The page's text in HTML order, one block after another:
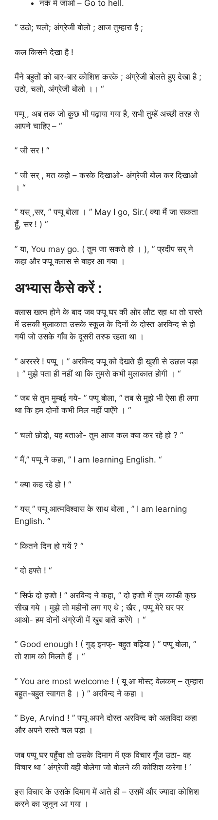
नर्क में जाओ – Go to hell.
” उठो; चलो; अंग्रेजी बोलो ; आज तुम्हारा है ;
कल किसने देखा है !
मैंने बहुतों को बार-बार कोशिश करके ; अंग्रेजी बोलते हुए देखा है ;
उठो, चलो, अंग्रेजी बोलो ।। “
पप्पू , अब तक जो कुछ भी पढ़ाया गया है, सभी तुम्हें अच्छी तरह से
आपने चाहिए – “
” जी सर ! “
” जी सर् , मत कहो – करके दिखाओ- अंग्रेजी बोल कर दिखाओ
। “
” यस् ,सर, ” पप्पू बोला । ” May I go, Sir.( क्या मैं जा सकता
हूँ, सर ! ) “
” या, You may go. ( तुम जा सकते हो । ), ” प्रदीप सर् ने
कहा और पप्पू क्लास से बाहर आ गया ।
अभ्यास कैसे करें :
क्लास खत्म होने के बाद जब पप्पू घर की ओर लौट रहा था तो रास्ते
में उसकी मुलाकात उसके स्कूल के दिनों के दोस्त अरविन्द से हो
गयी जो उसके गाँव के दूसरी तरफ रहता था ।
” अररररे ! पप्पू । ” अरविन्द पप्पू को देखते ही खुशी से उछल पड़ा
। ” मुझे पता ही नहीं था कि तुमसे कभी मुलाकात होगी । “
” जब से तुम मुम्बई गये- ” पप्पू बोला, ” तब से मुझे भी ऐसा ही लगा
था कि हम दोनों कभी मिल नहीं पाएँगे । “
” चलो छोडो़, यह बताओ- तुम आज कल क्या कर रहे हो ? “
” मैं,” पप्पू ने कहा, ” I am learning English. “
” क्या कह रहे हो ! “
” यस् ” पप्पू आत्मविश्वास के साथ बोला , ” I am learning
English. “
” कितने दिन हो गयें ? “
” दो हफ्ते ! “
” सिर्फ दो हफ्ते ! ” अरविन्द ने कहा, ” दो हफ्ते में तुम काफी कुछ
सीख गये । मुझे तो महीनों लग गए थे ; खैर , पप्पू मेरे घर पर
आओ- हम दोनों अंग्रेजी में खुब बातें करेंगे । “
” Good enough ! ( गुड् इनफ्- बहुत बढ़िया ) ” पप्पू बोला, ”
तो शाम को मिलते हैं । “
” You are most welcome ! ( यू आ मोस्ट् वेलकम् – तुम्हारा
बहुत-बहुत स्वागत है । ) ” अरविन्द ने कहा ।
” Bye, Arvind ! ” पप्पू अपने दोस्त अरविन्द को अलविदा कहा
और अपने रास्ते चल पड़ा ।
जब पप्पू घर पहुँचा तो उसके दिमाग में एक विचार गूँज उठा- वह
विचार था ‘ अंग्रेजी वही बोलेगा जो बोलने की कोशिश करेगा ! ‘
इस विचार के उसके दिमाग में आते ही – उसमें और ज्यादा कोशिश
करने का जूनून आ गया ।